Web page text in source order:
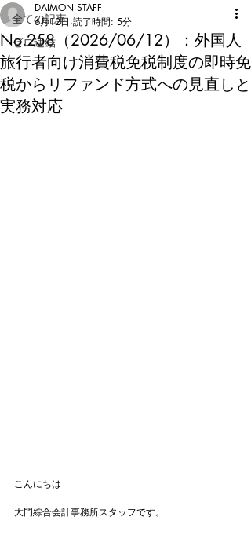
全ての記事
ゼロ連結
No.258（2026/06/12）：外国人
旅行者向け消費税免税制度の即時免
税からリファンド方式への見直しと
実務対応
DAIMON STAFF
6月12日 読了時間: 5分
こんにちは
大門綜合会計事務所スタッフです。